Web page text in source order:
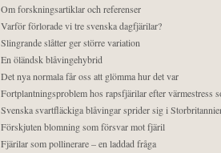
Om forskningsartiklar och referenser
Varför förlorade vi tre svenska dagfjärilar?
Slingrande slåtter ger större variation
En öländsk blåvingehybrid
Det nya normala får oss att glömma hur det var
Fortplantningsproblem hos rapsfjärilar efter värmestress
Svenska svartfläckiga blåvingar sprider sig i
Förskjuten blomning som försvar mot fjäril
Fjärilar som pollinerare – en laddad fråga